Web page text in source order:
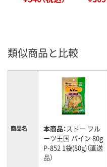
類似商品と比較
商品名 本商品：スドー フル
ーツ王国 パイン 80g
P-852 1袋(80g)（直送
品）